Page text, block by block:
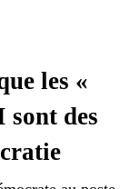
les «
sont des